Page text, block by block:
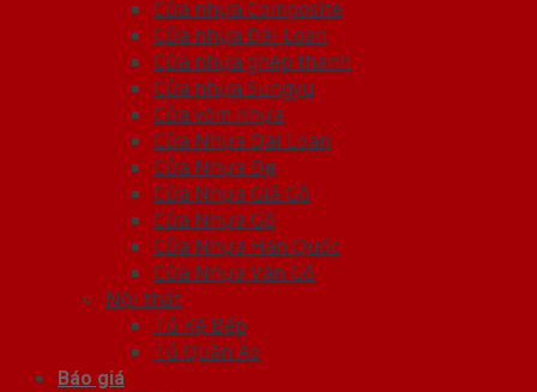
Cửa nhựa Composite
Cửa nhựa Đài Loan
Cửa nhựa ghép thanh
Cửa nhựa Sungyu
Cửa vòm nhựa
Cửa Nhựa Đài Loan
Cửa Nhựa Đẹp
Cửa Nhựa Giả Gỗ
Cửa Nhựa Gỗ
Cửa Nhựa Hàn Quốc
Cửa Nhựa Vân Gỗ
Nội thất
Tủ Kệ Bếp
Tủ Quần Áo
Báo giá